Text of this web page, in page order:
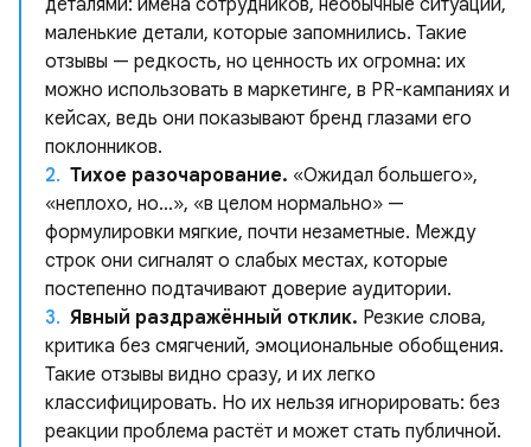
деталями: имена сотрудников, необычные ситуации,
маленькие детали, которые запомнились. Такие
отзывы — редкость, но ценность их огромна: их
можно использовать в маркетинге, в PR-кампаниях и
кейсах, ведь они показывают бренд глазами его
поклонников.
Тихое разочарование. «Ожидал большего»,
«неплохо, но…», «в целом нормально» —
формулировки мягкие, почти незаметные. Между
строк они сигналят о слабых местах, которые
постепенно подтачивают доверие аудитории.
Явный раздражённый отклик. Резкие слова,
критика без смягчений, эмоциональные обобщения.
Такие отзывы видно сразу, и их легко
классифицировать. Но их нельзя игнорировать: без
реакции проблема растёт и может стать публичной.